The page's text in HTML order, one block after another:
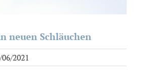
neuen Schläuchen
2021